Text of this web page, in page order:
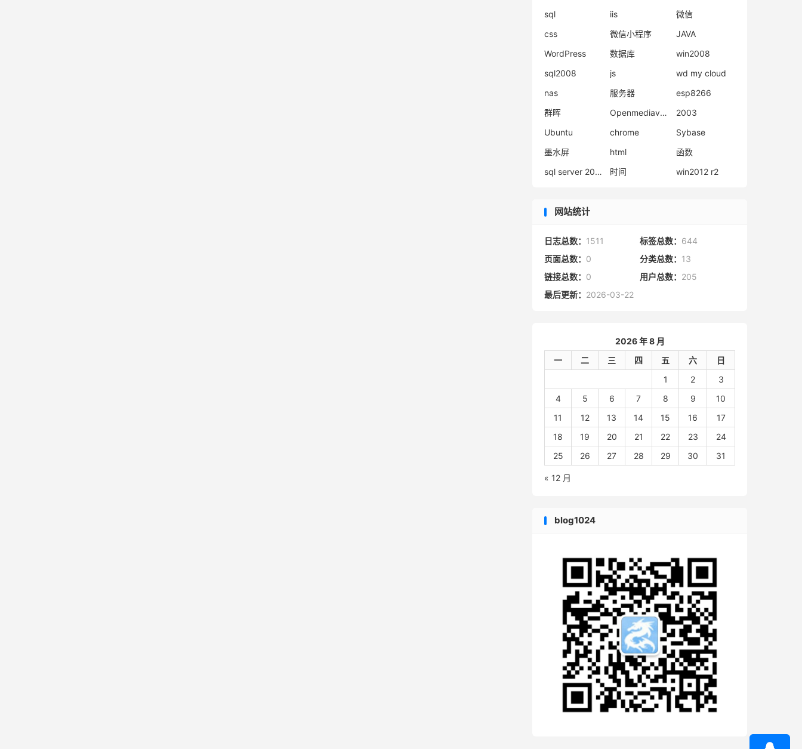
sql
iis
微信
css
微信小程序
JAVA
WordPress
数据库
win2008
sql2008
js
wd my cloud
nas
服务器
esp8266
群晖
Openmediavault
2003
Ubuntu
chrome
Sybase
墨水屏
html
函数
sql server 2008
时间 win2012 r2
网站统计
日志总数： 1511 标签总数： 644
页面总数： 0 分类总数： 13
链接总数： 0 用户总数： 205
最后更新： 2026-03-22
2026 年 8 月
一
二 三 四 五 六
日
1
2
3
4
5 6 7 8 9
10
11
12 13 14 15 16
17
18
19 20 21 22 23
24
25
26 27 28 29 30 31
« 12 月
blog1024